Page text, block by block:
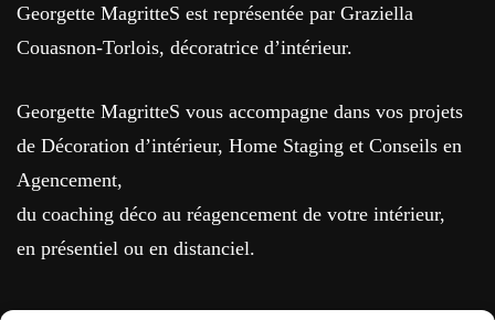
Georgette MagritteS est représentée par Graziella
Couasnon-Torlois, décoratrice d’intérieur.
Georgette MagritteS vous accompagne dans vos projets
de Décoration d’intérieur, Home Staging et Conseils en
Agencement,
du coaching déco au réagencement de votre intérieur,
en présentiel ou en distanciel.